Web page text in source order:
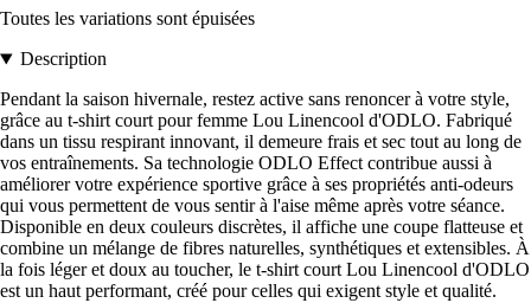
Toutes les variations sont épuisées
Description
Pendant la saison hivernale, restez active sans renoncer à votre style,
grâce au t-shirt court pour femme Lou Linencool d'ODLO. Fabriqué
dans un tissu respirant innovant, il demeure frais et sec tout au long de
vos entraînements. Sa technologie ODLO Effect contribue aussi à
améliorer votre expérience sportive grâce à ses propriétés anti-odeurs
qui vous permettent de vous sentir à l'aise même après votre séance.
Disponible en deux couleurs discrètes, il affiche une coupe flatteuse et
combine un mélange de fibres naturelles, synthétiques et extensibles. À
la fois léger et doux au toucher, le t-shirt court Lou Linencool d'ODLO
est un haut performant, créé pour celles qui exigent style et qualité.